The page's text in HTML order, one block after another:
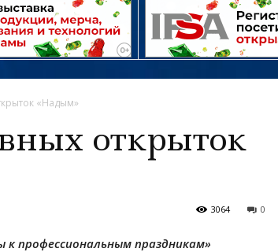
«Надым»
открыток
0
3064
профессиональным праздникам»